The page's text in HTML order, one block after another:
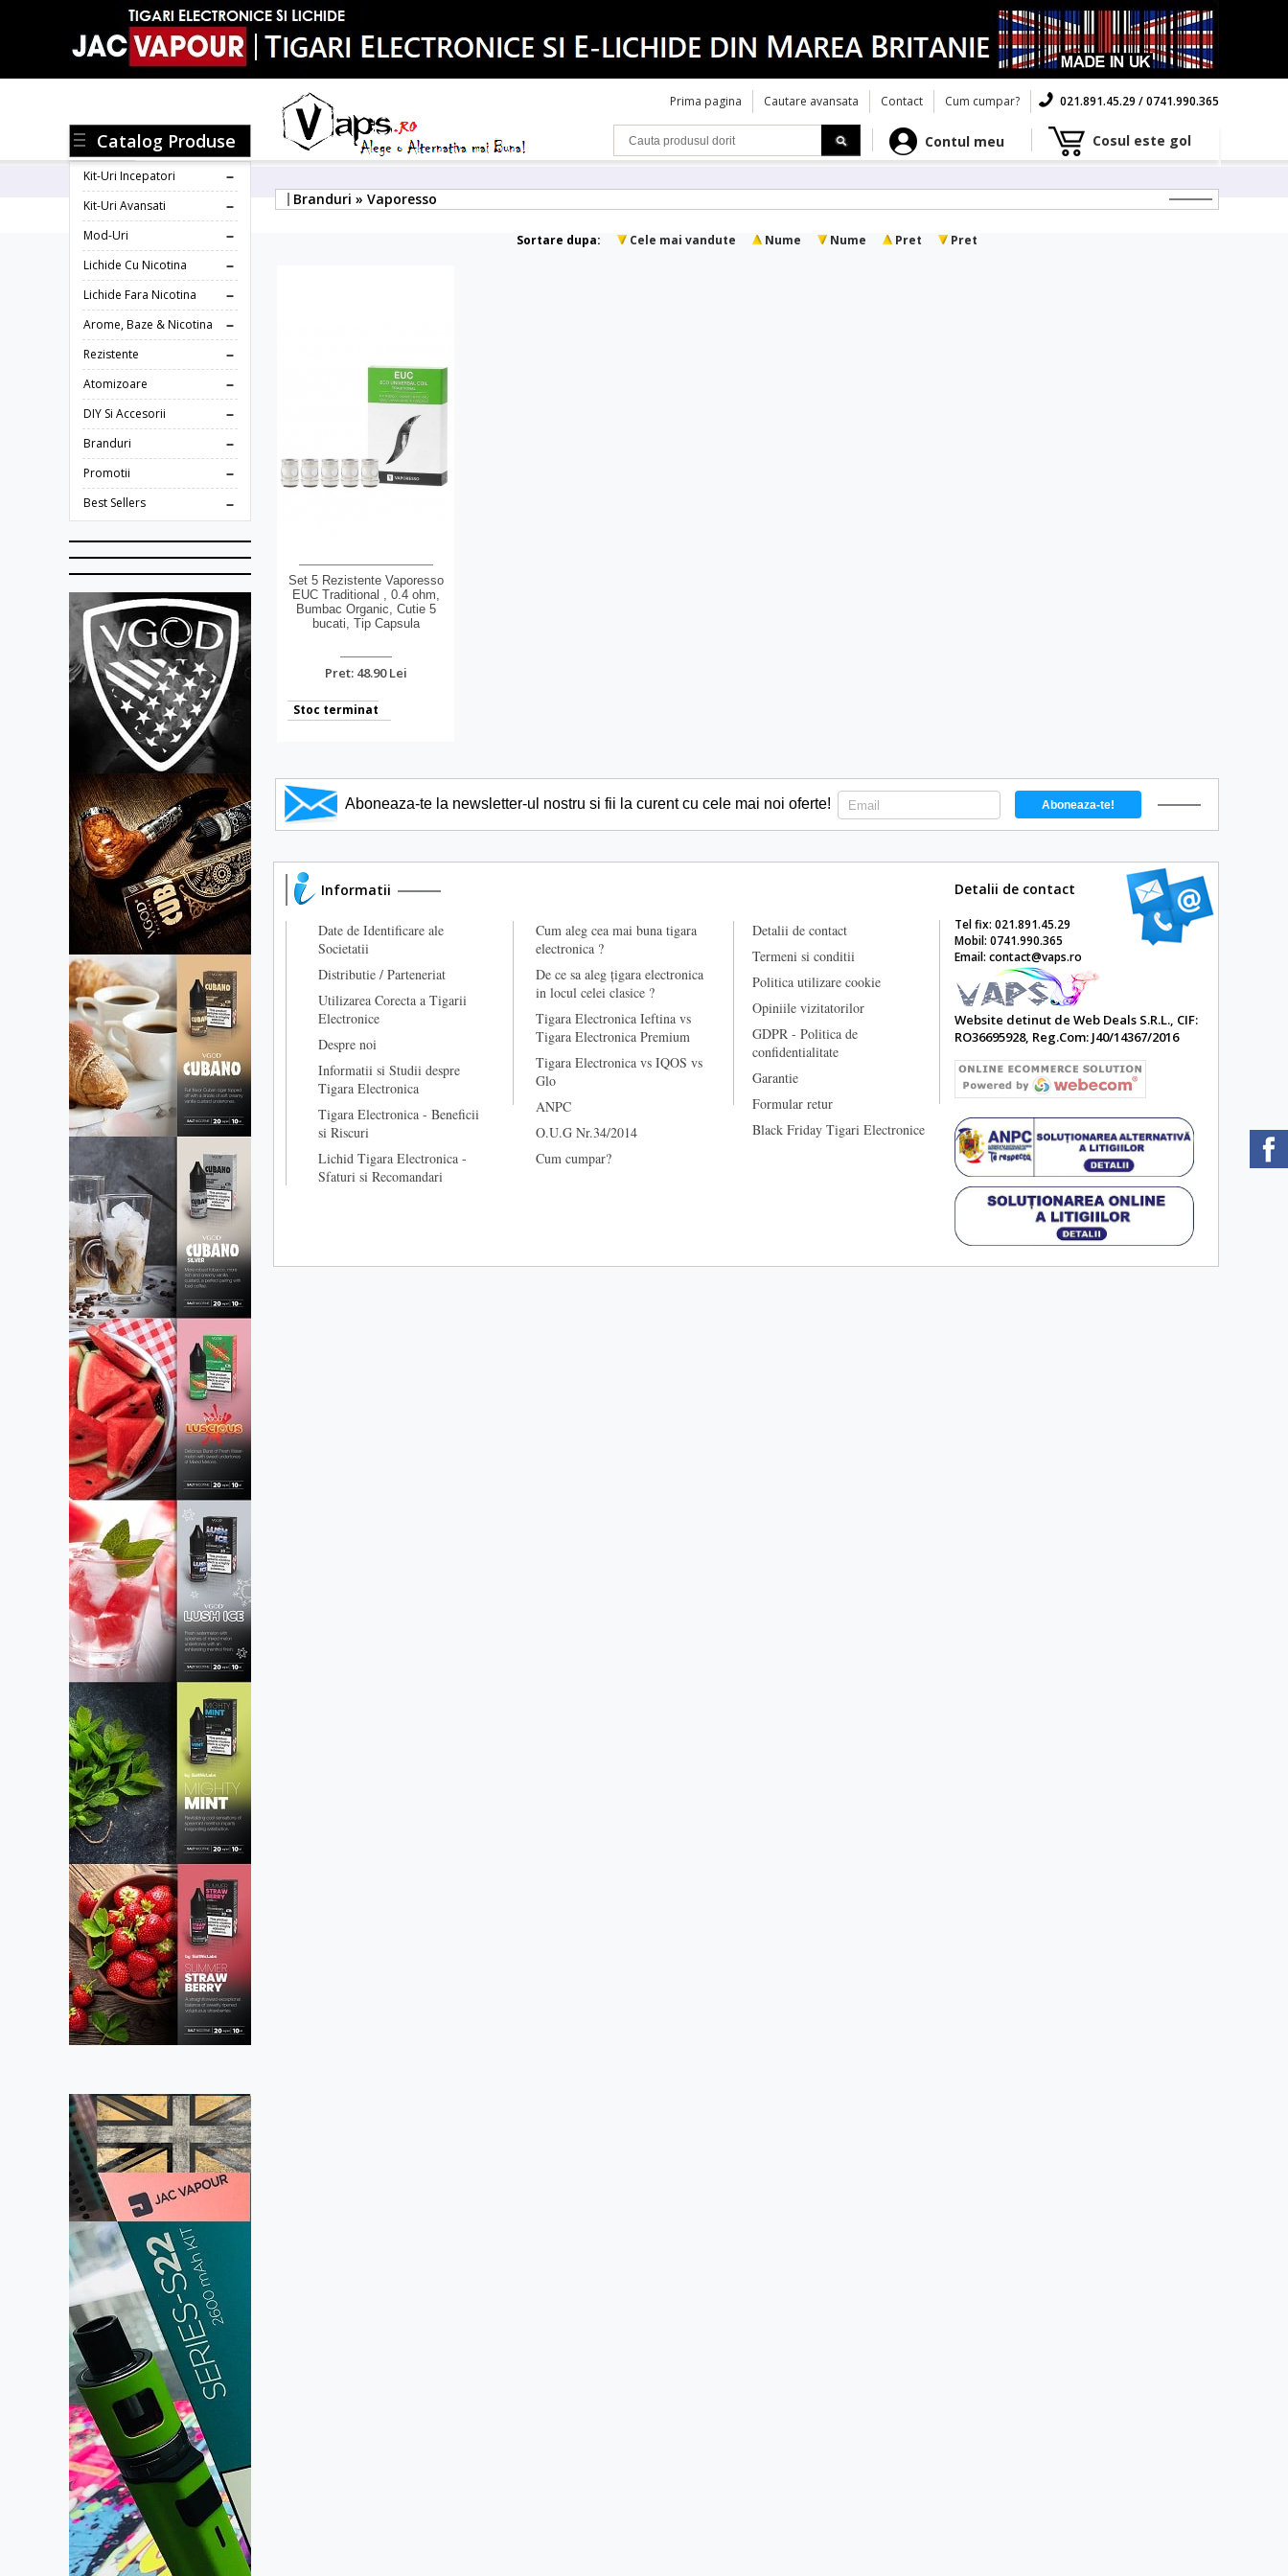
Prima pagina Cautare avansata Contact Cum cumpar? 021.891.45.29 / 0741.990.365
Contul meu Cosul este gol
Catalog Produse
Kit-Uri Incepatori
Kit-Uri Avansati
Mod-Uri
Lichide Cu Nicotina
Lichide Fara Nicotina
Arome, Baze & Nicotina
Rezistente
Atomizoare
DIY Si Accesorii
Branduri
Promotii
Best Sellers
Branduri » Vaporesso
Sortare dupa: Cele mai vandute Nume Nume Pret Pret
Set 5 Rezistente Vaporesso
EUC Traditional , 0.4 ohm,
Bumbac Organic, Cutie 5
bucati, Tip Capsula
Pret: 48.90 Lei
Stoc terminat
Aboneaza-te la newsletter-ul nostru si fii la curent cu cele mai noi oferte!
Informatii
Date de Identificare ale
Societatii
Distributie / Parteneriat
Utilizarea Corecta a Tigarii
Electronice
Despre noi
Informatii si Studii despre
Tigara Electronica
Tigara Electronica - Beneficii
si Riscuri
Lichid Tigara Electronica -
Sfaturi si Recomandari
Cum aleg cea mai buna tigara
electronica ?
De ce sa aleg țigara electronica
in locul celei clasice ?
Tigara Electronica Ieftina vs
Tigara Electronica Premium
Tigara Electronica vs IQOS vs
Glo
ANPC
O.U.G Nr.34/2014
Cum cumpar?
Detalii de contact
Termeni si conditii
Politica utilizare cookie
Opiniile vizitatorilor
GDPR - Politica de
confidentialitate
Garantie
Formular retur
Black Friday Tigari Electronice
Detalii de contact
Tel fix: 021.891.45.29
Mobil: 0741.990.365
Email: contact@vaps.ro
Website detinut de Web Deals S.R.L., CIF:
RO36695928, Reg.Com: J40/14367/2016